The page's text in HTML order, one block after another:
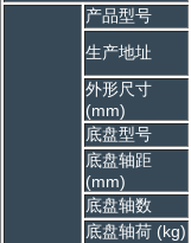
产品型号
生产地址
外形尺寸
(mm)
底盘型号
底盘轴距
(mm)
底盘轴数
底盘轴荷 (kg)